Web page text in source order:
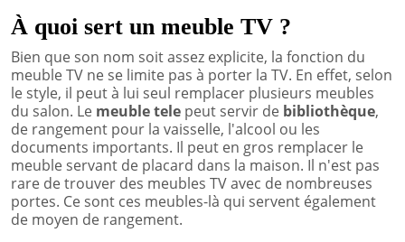
À quoi sert un meuble TV ?
Bien que son nom soit assez explicite, la fonction du
meuble TV ne se limite pas à porter la TV. En effet, selon
le style, il peut à lui seul remplacer plusieurs meubles
du salon. Le meuble tele peut servir de bibliothèque,
de rangement pour la vaisselle, l'alcool ou les
documents importants. Il peut en gros remplacer le
meuble servant de placard dans la maison. Il n'est pas
rare de trouver des meubles TV avec de nombreuses
portes. Ce sont ces meubles-là qui servent également
de moyen de rangement.